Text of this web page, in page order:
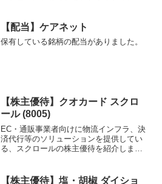
【配当】ケアネット
保有している銘柄の配当がありました。
【株主優待】クオカード スクロ
ール (8005)
EC・通販事業者向けに物流インフラ、決
済代行等のソリューションを提供してい
る、スクロールの株主優待を紹介しま
【株主優待】塩・胡椒 ダイショ